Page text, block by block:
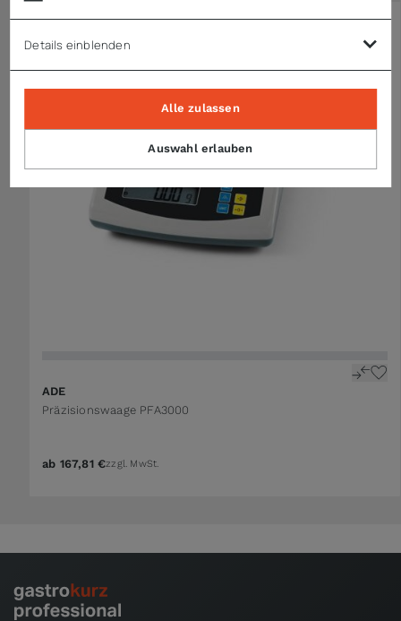
ADE
Präzisionswaage PFA3000
ab 167,81 €zzgl. MwSt.
Details einblenden
Auswahl erlauben
Alle zulassen